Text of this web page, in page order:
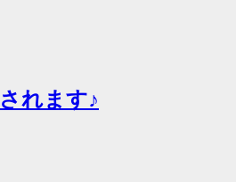
れます♪